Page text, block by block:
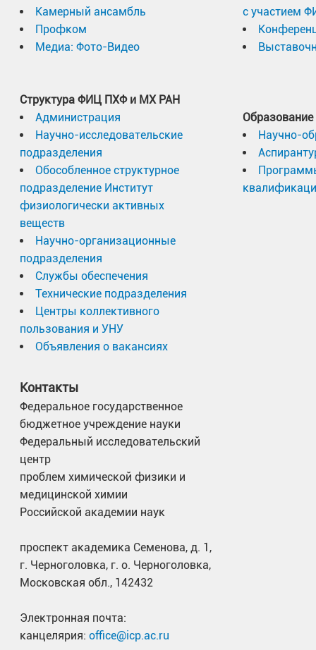
Камерный ансамбль
Профком
Медиа: Фото-Видео
Структура ФИЦ ПХФ и МХ РАН
Администрация
Научно-исследовательские
подразделения
Обособленное структурное
подразделение Институт
физиологически активных
веществ
Научно-организационные
подразделения
Службы обеспечения
Технические подразделения
Центры коллективного
пользования и УНУ
Объявления о вакансиях
с участием
Образование
Научно-
Контакты
Федеральное государственное
бюджетное учреждение науки
Федеральный исследовательский
центр
проблем химической физики и
медицинской химии
Российской академии наук
проспект академика Семенова, д. 1,
г. Черноголовка, г. о. Черноголовка,
Московская обл., 142432
Электронная почта:
канцелярия: office@icp.ac.ru